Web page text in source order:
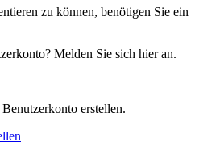
zu können, benötigen Sie ein
Melden Sie sich hier an.
erstellen.